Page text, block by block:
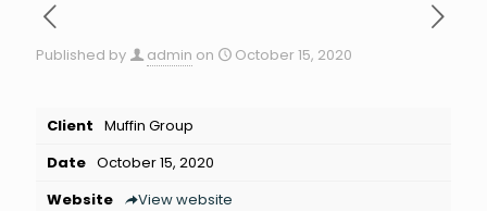
Published by admin on October 15, 2020
Client Muffin Group
Date October 15, 2020
Website
View website